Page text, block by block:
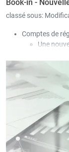
Book-in -
classé sous:
Comptes de
Une
Une
facture
Dans
nouvelle
été